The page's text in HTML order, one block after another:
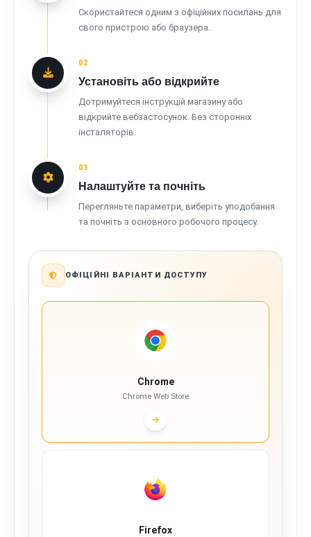
Скористайтеся одним з офіційних посилань для
свого пристрою або браузера.
02
Установіть або відкрийте
Дотримуйтеся інструкцій магазину або
відкрийте вебзастосунок. Без сторонніх
інсталяторів.
03
Налаштуйте та почніть
Перегляньте параметри, виберіть уподобання
та почніть з основного робочого процесу.
ОФІЦІЙНІ ВАРІАНТИ ДОСТУПУ
Chrome
Chrome Web Store
Firefox